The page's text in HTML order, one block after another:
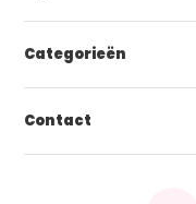
Categorieën
Contact